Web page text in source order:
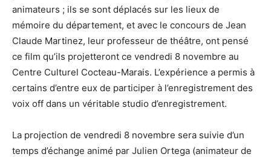
animateurs ; ils se sont déplacés sur les lieux de
mémoire du département, et avec le concours de Jean
Claude Martinez, leur professeur de théâtre, ont pensé
ce film qu’ils projetteront ce vendredi 8 novembre au
Centre Culturel Cocteau-Marais. L’expérience a permis à
certains d’entre eux de participer à l’enregistrement des
voix off dans un véritable studio d’enregistrement.
La projection de vendredi 8 novembre sera suivie d’un
temps d’échange animé par Julien Ortega (animateur de